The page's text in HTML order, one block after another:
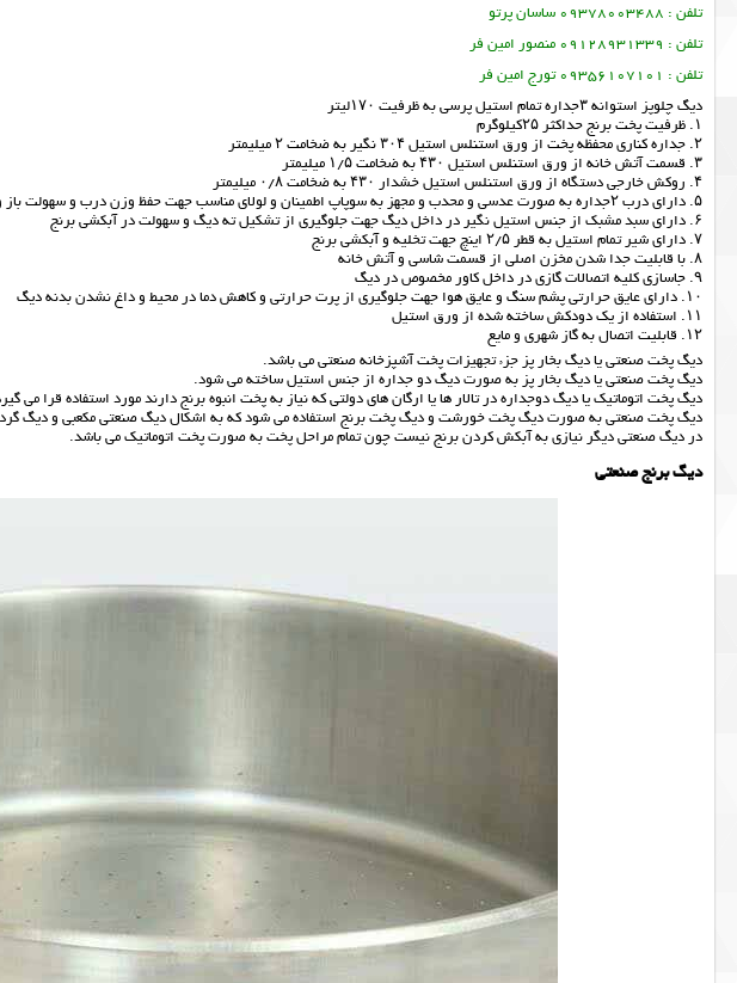
تلفن : 09378003488 ساسان پرتو
تلفن : 09128931339 منصور امین فر
تلفن : 09356107101 تورج امین فر
دیگ چلوپز استوانه ۳جداره تمام استیل پرسی به ظرفیت ۱۷۰لیتر
۱. ظرفیت پخت برنج حداکثر ۲۵کیلوگرم
۲. جداره کناری محفظه پخت از ورق استنلس استیل ۳۰۴ نگیر به ضخامت ۲ میلیمتر
۳. قسمت آتش خانه از ورق استنلس استیل ۴۳۰ به ضخامت ۱/۵ میلیمتر
۴. روکش خارجی دستگاه از ورق استنلس استیل خشدار ۴۳۰ به ضخامت ۰/۸ میلیمتر
۵. دارای درب ۲جداره به صورت عدسی و محدب و مجهز به سوپاپ اطمینان و لولای مناسب جهت حفظ وزن درب و سهولت باز و بسته کردن درب با استفاده از فنر خواهد بود.
۶. دارای سبد مشبک از جنس استیل نگیر در داخل
دیگجهت جلوگیری از تشکیل ته دیگ و سهولت در آبکشی برنج
۷. دارای شیر تمام استیل به قطر ۲/۵ اینچ جهت تخلیه و آبکشی برنج
۸. با قابلیت جدا شدن مخزن اصلی از قسمت شاسی و آتش خانه
۹. جاسازی کلیه اتصالات گازی در داخل کاور مخصوص در دیگ
۱۰. دارای عایق حرارتی پشم سنگ و عایق هوا جهت جلوگیری از پرت حرارتی و کاهش دما در محیط و داغ نشدن بدنه دیگ
۱۱. استفاده از یک دودکش ساخته شده از ورق استیل
۱۲. قابلیت اتصال به گاز شهری و مایع
دیگ پخت صنعتی یا دیگ بخار پز جزء تجهیزات پخت آشپزخانه صنعتی می باشد.
دیگ پخت صنعتی یا دیگ بخار پز به صورت دیگ دو جداره از جنس استیل ساخته می شود.
دیگ پخت اتوماتیک یا دیگ دوجداره در تالار ها یا ارگان های دولتی که نیاز به پخت انبوه برنج دارند مورد استفاده قرا می
دیگ پخت صنعتی به صورت دیگ پخت خورشت و دیگ پخت برنج استفاده می شود که به اشکالدیگ صنعتیمکعبی و دیگ
در دیگ صنعتی دیگر نیازی به آبکش کردن برنج نیست چون تمام مراحل پخت به صورت پخت اتوماتیک می باشد.
دیگ برنج صنعتی